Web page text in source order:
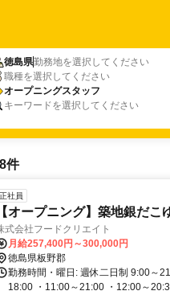
徳島県勤務地を選択してください
職種を選択してください
オープニングスタッフ
キーワードを選択してください
件
正社員
【オープニング】築地銀だ
式会社フードクリエイト
月給257,400円～300,000円
徳島県板野郡
勤務時間・曜日: 週休二日制 9:00～
18:00 ・11:00～21:00 ・12:00～